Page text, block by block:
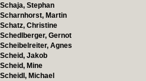
Schaja, Stephan
Scharnhorst, Martin
Schatz, Christine
Schedlberger, Gernot
Scheibelreiter, Agnes
Scheid, Jakob
Scheid, Mine
Scheidl, Michael